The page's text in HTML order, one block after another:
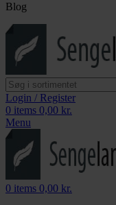
Blog
Login / Register
0 items 0,00 kr.
Menu
0 items 0,00 kr.